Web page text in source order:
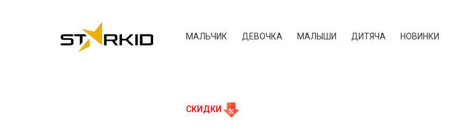
МАЛЬЧИК ДЕВОЧКА МАЛЫШИ ДИТЯЧА НОВИНКИ
СКИДКИ